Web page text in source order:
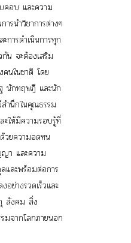
คอบ และความ
ารนำวิชาการต่างๆ
การดำเนินการทุก
น จะต้องเสริม
คนในชาติ โดย
ฐ นักทฤษฎี และนัก
ำนึกในคุณธรรม
ให้มีความรอบรู้ที่
วยความอดทน
า และความ
และพร้อมต่อการ
อย่างรวดเร็วและ
สังคม สิ่ง
มจากโลกภายนอก